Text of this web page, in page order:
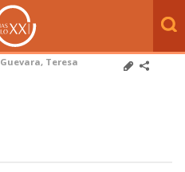
Guevara, Teresa